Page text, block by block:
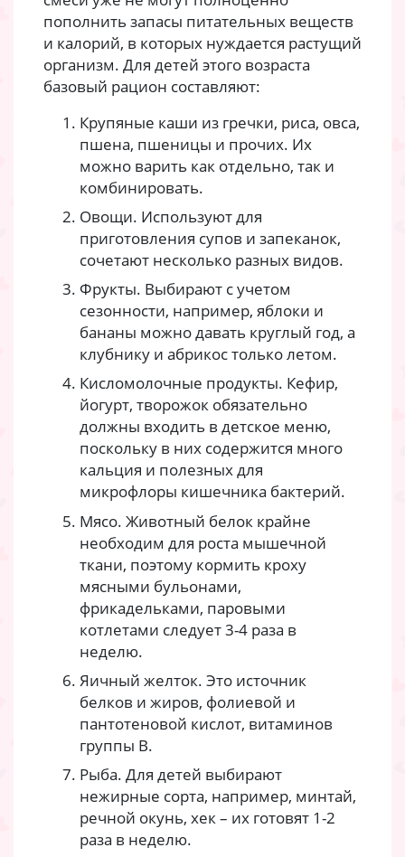
пополнить запасы питательных веществ
и калорий, в которых нуждается растущий
организм. Для детей этого возраста
базовый рацион составляют:
Крупяные каши из гречки, риса, овса,
пшена, пшеницы и прочих. Их
можно варить как отдельно, так и
комбинировать.
Овощи. Используют для
приготовления супов и запеканок,
сочетают несколько разных видов.
Фрукты. Выбирают с учетом
сезонности, например, яблоки и
бананы можно давать круглый год, а
клубнику и абрикос только летом.
Кисломолочные продукты. Кефир,
йогурт, творожок обязательно
должны входить в детское меню,
поскольку в них содержится много
кальция и полезных для
микрофлоры кишечника бактерий.
Мясо. Животный белок крайне
необходим для роста мышечной
ткани, поэтому кормить кроху
мясными бульонами,
фрикадельками, паровыми
котлетами следует 3-4 раза в
неделю.
Яичный желток. Это источник
белков и жиров, фолиевой и
пантотеновой кислот, витаминов
группы B.
Рыба. Для детей выбирают
нежирные сорта, например, минтай,
речной окунь, хек – их готовят 1-2
раза в неделю.